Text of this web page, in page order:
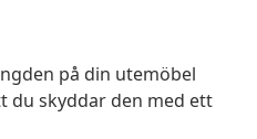
på din utemöbel
du skyddar den med ett